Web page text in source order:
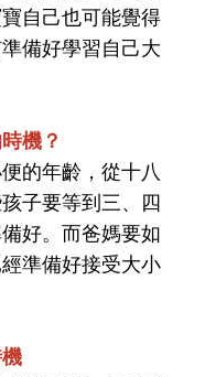
自己也可能覺得
備好學習自己大
機？
的年齡，從十八
子要等到三、四
好。而爸媽要如
準備好接受大小